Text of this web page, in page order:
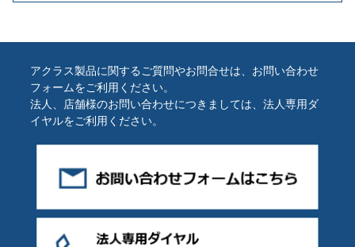
アクラス製品に関するご質問やお問合せは、お問い合わせ
フォームをご利用ください。
法人、店舗様のお問い合わせにつきましては、法人専用ダ
イヤルをご利用ください。